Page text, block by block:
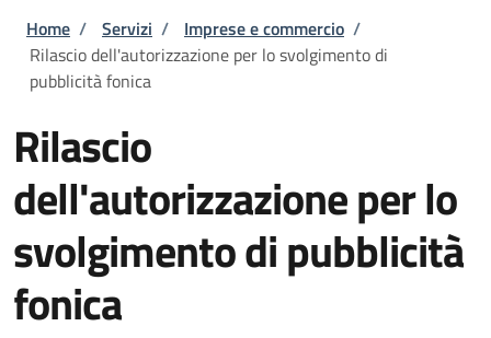
Briciole di pane
Home / Servizi / Imprese e commercio /
Rilascio dell'autorizzazione per lo svolgimento di
pubblicità fonica
Rilascio
dell'autorizzazione per lo
svolgimento di pubblicità
fonica